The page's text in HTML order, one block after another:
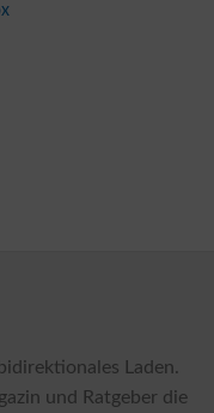
Laden.
und Ratgeber die